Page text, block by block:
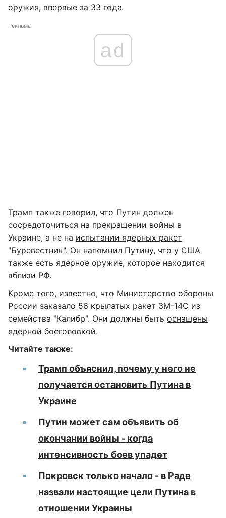
оружия, впервые за 33 года.
Реклама
ad
Трамп также говорил, что Путин должен
сосредоточиться на прекращении войны в
Украине, а не на испытании ядерных ракет
"Буревестник". Он напомнил Путину, что у США
также есть ядерное оружие, которое находится
вблизи РФ.
Кроме того, известно, что Министерство обороны
России заказало 56 крылатых ракет 3М-14С из
семейства "Калибр". Они должны быть оснащены
ядерной боеголовкой.
Читайте также:
Трамп объяснил, почему у него не
получается остановить Путина в
Украине
Путин может сам объявить об
окончании войны - когда
интенсивность боев упадет
Покровск только начало - в Раде
назвали настоящие цели Путина в
отношении Украины